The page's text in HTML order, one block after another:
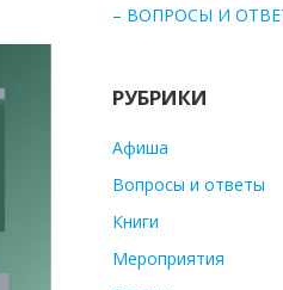
– ВОПРОСЫ И
РУБРИКИ
Афиша
Вопросы и ответы
Книги
Мероприятия